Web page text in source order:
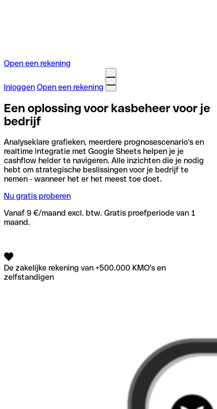
Open een rekening
Inloggen Open een rekening
Een oplossing voor kasbeheer voor je
bedrijf
Analyseklare grafieken, meerdere prognosescenario's en
realtime integratie met Google Sheets helpen je je
cashflow helder te navigeren. Alle inzichten die je nodig
hebt om strategische beslissingen voor je bedrijf te
nemen - wanneer het er het meest toe doet.
Nu gratis proberen
Vanaf 9 €/maand excl. btw. Gratis proefperiode van 1
maand.
De zakelijke rekening van +500.000 KMO's en
zelfstandigen